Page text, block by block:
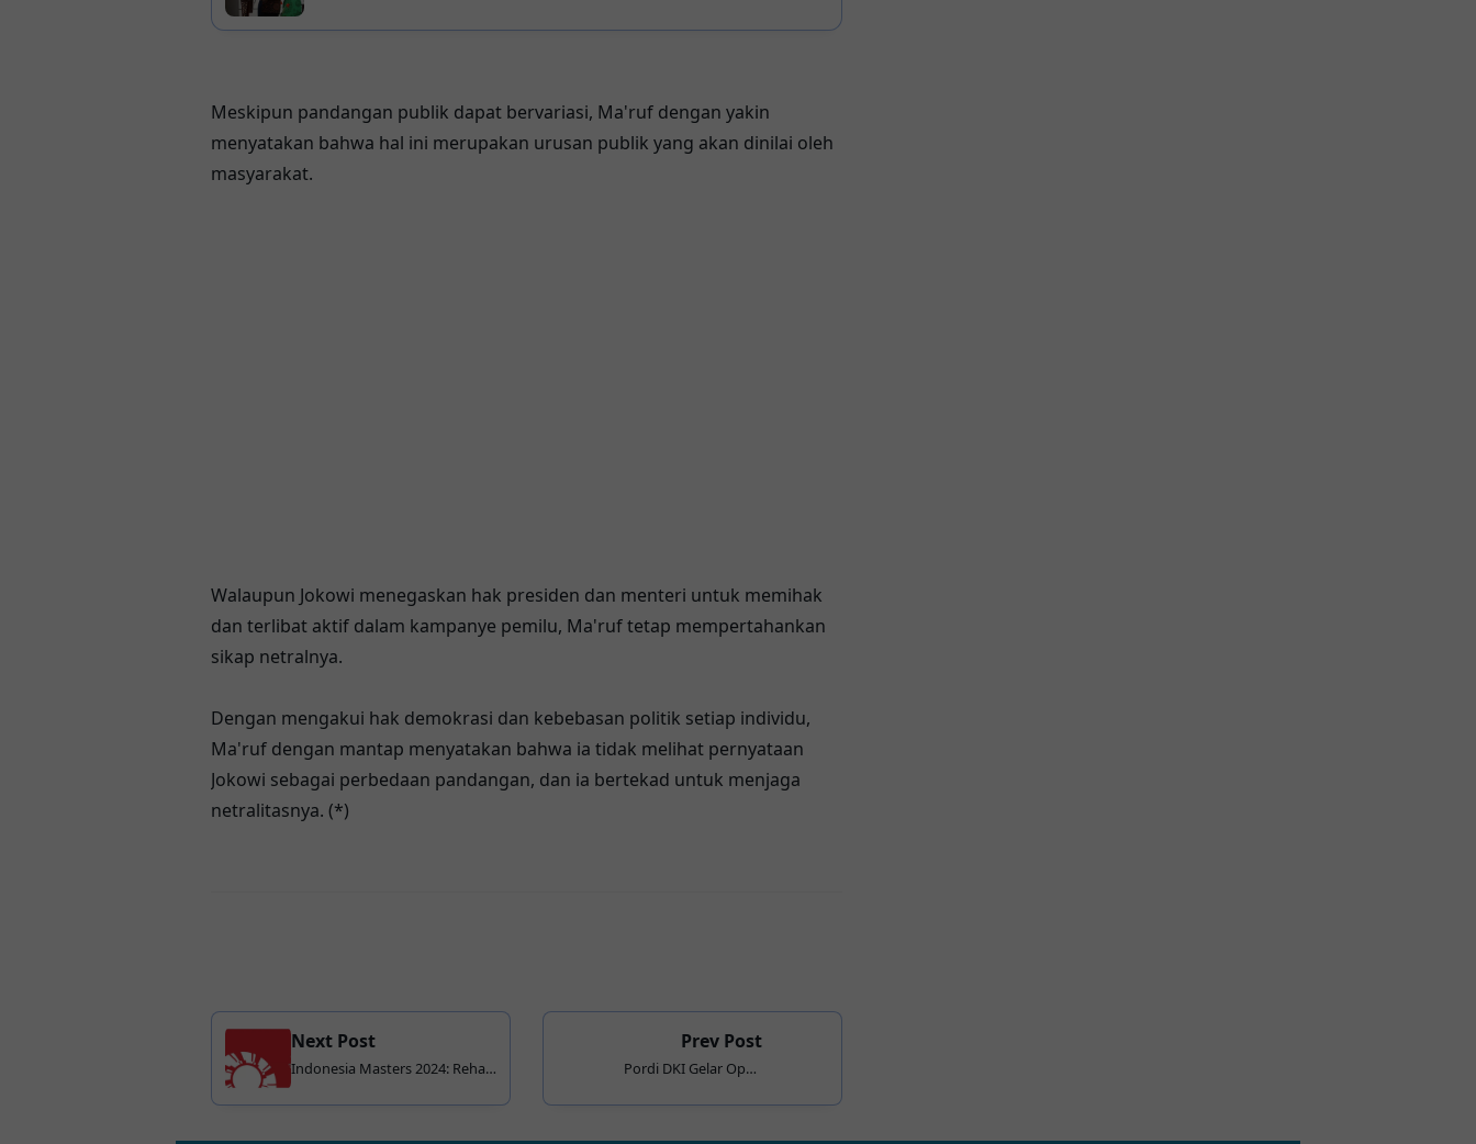
Meskipun pandangan publik dapat bervariasi, Ma'ruf dengan yakin
menyatakan bahwa hal ini merupakan urusan publik yang akan dinilai oleh
masyarakat.
Walaupun Jokowi menegaskan hak presiden dan menteri untuk memihak
dan terlibat aktif dalam kampanye pemilu, Ma'ruf tetap mempertahankan
sikap netralnya.
Dengan mengakui hak demokrasi dan kebebasan politik setiap individu,
Ma'ruf dengan mantap menyatakan bahwa ia tidak melihat pernyataan
Jokowi sebagai perbedaan pandangan, dan ia bertekad untuk menjaga
netralitasnya. (*)
Next Post
Indonesia Masters 2024: Rehan
Prev Post
Pordi DKI Gelar Open